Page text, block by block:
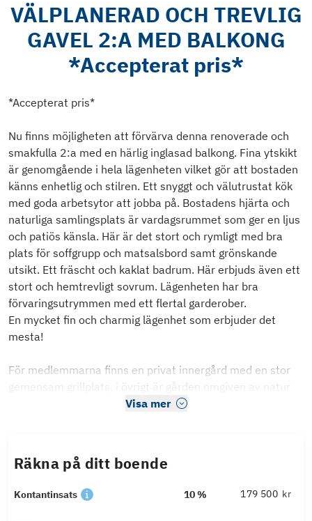
VÄLPLANERAD OCH TREVLIG
GAVEL 2:A MED BALKONG
*Accepterat pris*
*Accepterat pris*
Nu finns möjligheten att förvärva denna renoverade och
smakfulla 2:a med en härlig inglasad balkong. Fina ytskikt
är genomgående i hela lägenheten vilket gör att bostaden
känns enhetlig och stilren. Ett snyggt och välutrustat kök
med goda arbetsytor att jobba på. Bostadens hjärta och
naturliga samlingsplats är vardagsrummet som ger en ljus
och patiös känsla. Här är det stort och rymligt med bra
plats för soffgrupp och matsalsbord samt grönskande
utsikt. Ett fräscht och kaklat badrum. Här erbjuds även ett
stort och hemtrevligt sovrum. Lägenheten har bra
förvaringsutrymmen med ett flertal garderober.
En mycket fin och charmig lägenhet som erbjuder det
mesta!
För medlemmarna finns en privat innergård med en stor
gemensam grillplats, i övrigt är gården omgiven av natur
Visa mer
Räkna på ditt boende
Kontantinsats 10 % kr